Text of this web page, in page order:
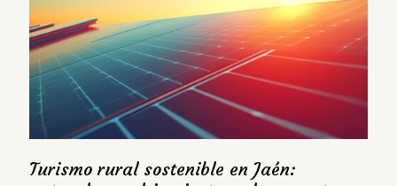
Turismo rural sostenible en Jaén: